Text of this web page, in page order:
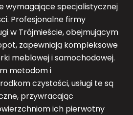
wymagające specjalistycznej
Profesjonalne firmy
w Trójmieście, obejmującym
zapewniają kompleksowe
meblowej i samochodowej.
metodom i
czystości, usługi te są
przywracając
ich pierwotny